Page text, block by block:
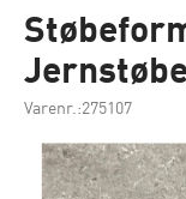
Varenr.:275107